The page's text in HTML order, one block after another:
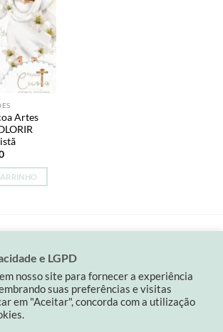
wishlist
Artes
Visa
POLÍTICA DA LOJA CONTATO
carinaspaperdesign@gmail.com
e LGPD
nosso site para fornecer a experiência
suas preferências e visitas
em "Aceitar", concorda com a utilização